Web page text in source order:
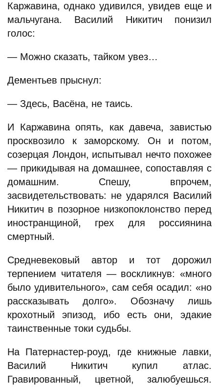
Каржавина, однако удивился, увидев еще и
мальчугана. Василий Никитич понизил
голос:
— Можно сказать, тайком увез…
Дементьев прыснул:
— Здесь, Васёна, не таись.
И Каржавина опять, как давеча, завистью
просквозило к заморскому. Он и потом,
созерцая Лондон, испытывал нечто похожее
— прикидывая на домашнее, сопоставляя с
домашним. Спешу, впрочем,
засвидетельствовать: не ударялся Василий
Никитич в позорное низкопоклонство перед
иностранщиной, грех для россиянина
смертный.
Средневековый автор и тот дорожил
терпением читателя — воскликнув: «много
было удивительного», сам себя осадил: «но
рассказывать долго». Обозначу лишь
крохотный эпизод, ибо есть они, эдакие
таинственные токи судьбы.
На Патернастер-роуд, где книжные лавки,
Василий Никитич купил атлас.
Гравированный, цветной, залюбуешься.